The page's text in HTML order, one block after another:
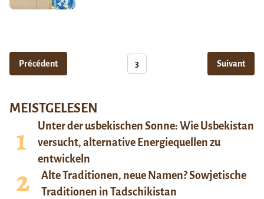
Précédent 3 Suivant
MEISTGELESEN
Unter der usbekischen Sonne: Wie Usbekistan
versucht, alternative Energiequellen zu
entwickeln
Alte Traditionen, neue Namen? Sowjetische
Traditionen in Tadschikistan